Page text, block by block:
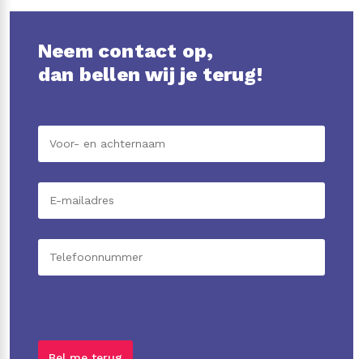
Neem contact op,
dan bellen wij je terug!